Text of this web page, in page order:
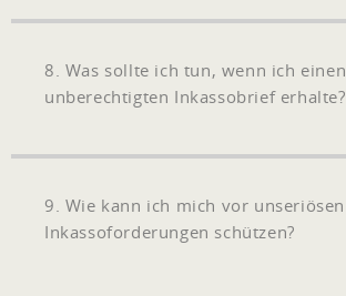
8. Was sollte ich tun, wenn ich einen
unberechtigten Inkassobrief erhalte?
9. Wie kann ich mich vor unseriösen
Inkassoforderungen schützen?